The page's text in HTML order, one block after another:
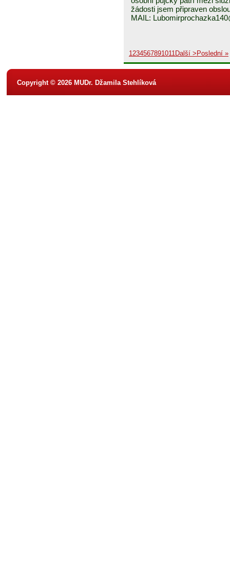
žádosti jsem připraven
MAIL:
1234567891011Další > Poslední »
Copyright © 2026 MUDr. Džamila Stehlíková